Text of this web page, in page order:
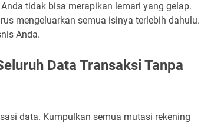
tidak bisa merapikan lemari yang gelap.
mengeluarkan semua isinya terlebih dahulu.
Anda.
Data Transaksi Tanpa
data. Kumpulkan semua mutasi rekening